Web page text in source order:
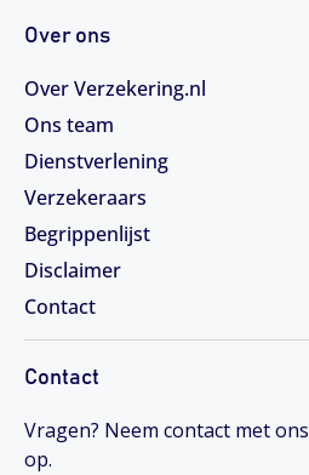
Over ons
Over Verzekering.nl
Ons team
Dienstverlening
Verzekeraars
Begrippenlijst
Disclaimer
Contact
Contact
Vragen? Neem contact met ons
op.